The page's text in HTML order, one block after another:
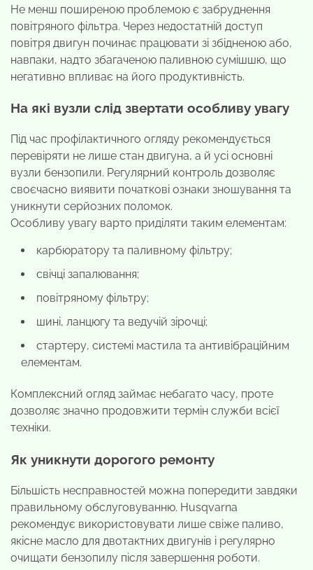
Не менш поширеною проблемою є забруднення
повітряного фільтра. Через недостатній доступ
повітря двигун починає працювати зі збідненою або,
навпаки, надто збагаченою паливною сумішшю, що
негативно впливає на його продуктивність.
На які вузли слід звертати особливу увагу
Під час профілактичного огляду рекомендується
перевіряти не лише стан двигуна, а й усі основні
вузли бензопили. Регулярний контроль дозволяє
своєчасно виявити початкові ознаки зношування та
уникнути серйозних поломок.
Особливу увагу варто приділяти таким елементам:
карбюратору та паливному фільтру;
свічці запалювання;
повітряному фільтру;
шині, ланцюгу та ведучій зірочці;
стартеру, системі мастила та антивібраційним
елементам.
Комплексний огляд займає небагато часу, проте
дозволяє значно продовжити термін служби всієї
техніки.
Як уникнути дорогого ремонту
Більшість несправностей можна попередити завдяки
правильному обслуговуванню. Husqvarna
рекомендує використовувати лише свіже паливо,
якісне масло для двотактних двигунів і регулярно
очищати бензопилу після завершення роботи.